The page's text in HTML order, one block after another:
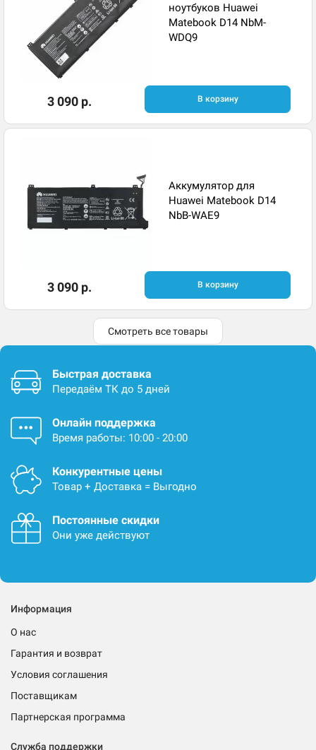
ноутбуков Huawei
Matebook D14 NbM-
WDQ9
3 090 р. В корзину
Аккумулятор для
Huawei Matebook D14
NbB-WAE9
3 090 р. В корзину
Смотреть все товары
Быстрая доставка
Передаём ТК до 5 дней
Онлайн поддержка
Время работы: 10:00 - 20:00
Конкурентные цены
Товар + Доставка = Выгодно
Постоянные скидки
Они уже действуют
Информация
О нас
Гарантия и возврат
Условия соглашения
Поставщикам
Партнерская программа
Служба поддержки